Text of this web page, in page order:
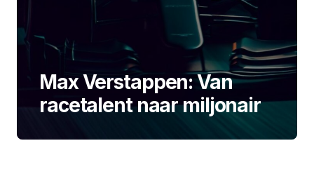
Max Verstappen: Van
racetalent naar miljonair